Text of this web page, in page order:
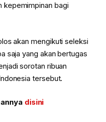
kepemimpinan bagi
akan mengikuti seleksi
saja yang akan bertugas
sorotan ribuan
tersebut.
disini